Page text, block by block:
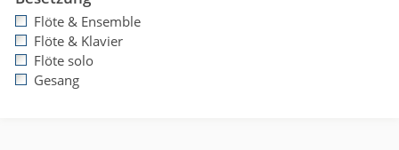
Flöte & Ensemble
Flöte & Klavier
Flöte solo
Gesang